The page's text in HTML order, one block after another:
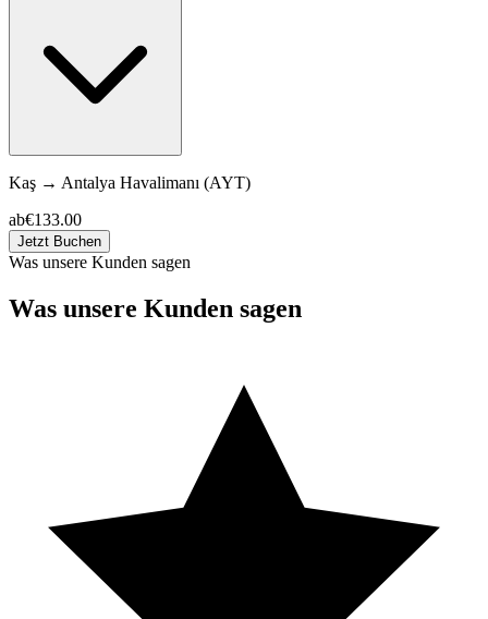
Kaş → Antalya Havalimanı (AYT)
ab€133.00
Jetzt Buchen
Was unsere Kunden sagen
Was unsere Kunden sagen